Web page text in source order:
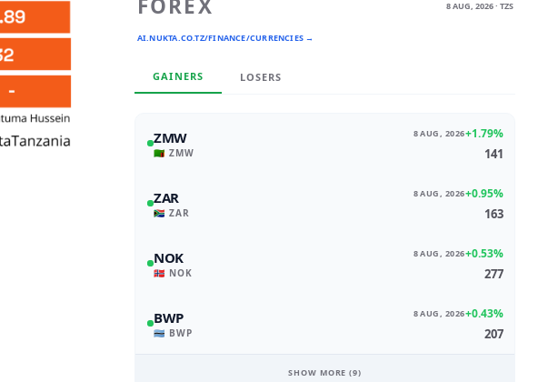
FOREX
AI.NUKTA.CO.TZ/FINANCE/CURRENCIES →
8 AUG, 2026 · TZS
GAINERS LOSERS
ZMW
🇿🇲 ZMW
8 AUG, 2026+1.79%
141
ZAR
🇿🇦 ZAR
8 AUG, 2026+0.95%
163
NOK
🇳🇴 NOK
8 AUG, 2026+0.53%
277
BWP
🇧🇼 BWP
8 AUG, 2026+0.43%
207
SHOW MORE (9)